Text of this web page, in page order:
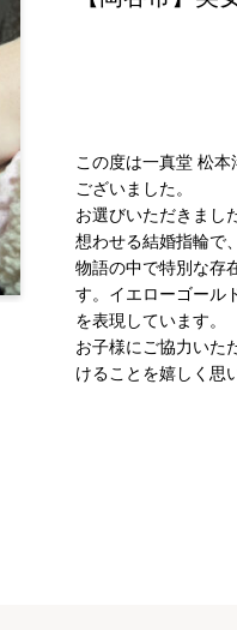
この度は一真堂 松
ございました。
お選びいただきまし
想わせる結婚指輪で
物語の中で特別な存
す。イエローゴール
を表現しています。
お子様にご協力いた
けることを嬉しく思